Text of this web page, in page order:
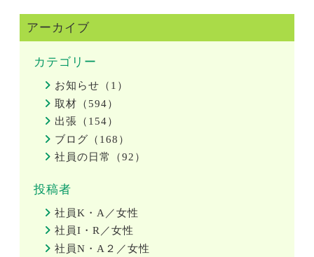
アーカイブ
カテゴリー
お知らせ（1）
取材（594）
出張（154）
ブログ（168）
社員の日常（92）
投稿者
社員K・A／女性
社員I・R／女性
社員N・A２／女性